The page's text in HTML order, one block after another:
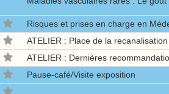
Risques et prises en charge en
ATELIER : Place de la
ATELIER : Dernières
Pause-café/Visite exposition